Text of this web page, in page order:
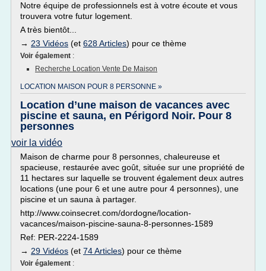
Notre équipe de professionnels est à votre écoute et vous
trouvera votre futur logement.
A très bientôt...
→ 23 Vidéos (et 628 Articles) pour ce thème
Voir également :
Recherche Location Vente De Maison
LOCATION MAISON POUR 8 PERSONNE »
Location d’une maison de vacances avec
piscine et sauna, en Périgord Noir. Pour 8
personnes
voir la vidéo
Maison de charme pour 8 personnes, chaleureuse et
spacieuse, restaurée avec goût, située sur une propriété de
11 hectares sur laquelle se trouvent également deux autres
locations (une pour 6 et une autre pour 4 personnes), une
piscine et un sauna à partager.
http://www.coinsecret.com/dordogne/location-
vacances/maison-piscine-sauna-8-personnes-1589
Ref: PER-2224-1589
→ 29 Vidéos (et 74 Articles) pour ce thème
Voir également :